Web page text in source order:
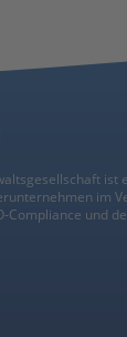
im
Compliance und